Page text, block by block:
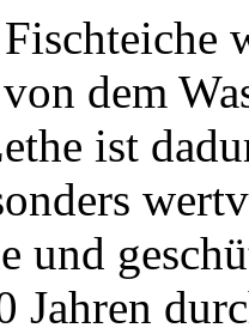
dem
ist
und
Jahren